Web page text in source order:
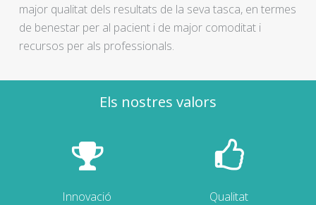
major qualitat dels resultats de la seva tasca, en termes
de benestar per al pacient i de major comoditat i
recursos per als professionals.
Els nostres valors
Innovació Qualitat